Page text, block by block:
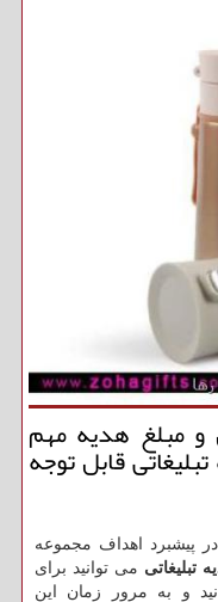
و مبلغ هدیه مهم
قابل توجه
پیشبرد اهداف مجموعه
تبلیغاتی می توانید برای
و به مرور زمان این